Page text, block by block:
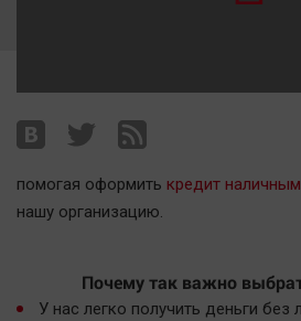
Поиск
Наша победа
Политика
Экономика
помогая оформить кредит
нашу организацию.
Почему так важно
У нас легко получить деньги без